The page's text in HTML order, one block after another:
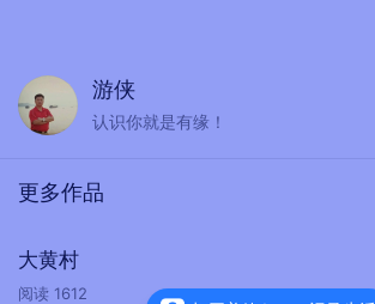
游侠
认识你就是有缘！
更多作品
大黄村
阅读 1612